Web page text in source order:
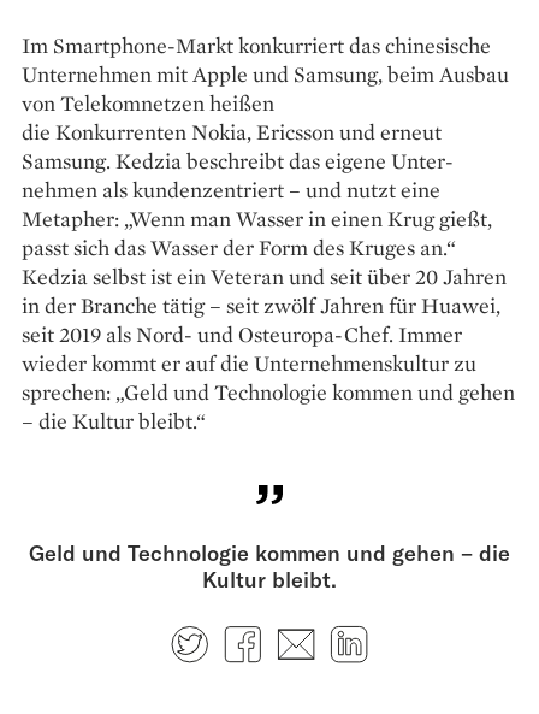
Im Smartphone-Markt konkurriert das chinesische
Unternehmen mit Apple und Samsung, beim Ausbau
von Telekomnetzen heißen
die Konkurrenten Nokia, Ericsson und erneut
Samsung. Kedzia beschreibt das eigene Unter­
nehmen als kundenzentriert – und nutzt eine
Metapher: „Wenn man Wasser in einen Krug gießt,
passt sich das Wasser der Form des Kruges an.“
Kedzia selbst ist ein Veteran und seit über 20 Jahren
in der Branche tätig – seit zwölf Jahren für Huawei,
seit 2019 als Nord- und Osteuropa-Chef. Immer
wieder kommt er auf die Unternehmenskultur zu
sprechen: „Geld und Technologie kommen und gehen
– die Kultur bleibt.“
Geld und Technologie kommen und gehen – die
Kultur bleibt.
TwitterFacebook
E-mail